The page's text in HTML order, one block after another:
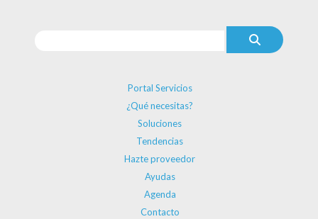
Portal Servicios
¿Qué necesitas?
Soluciones
Tendencias
Hazte proveedor
Ayudas
Agenda
Contacto